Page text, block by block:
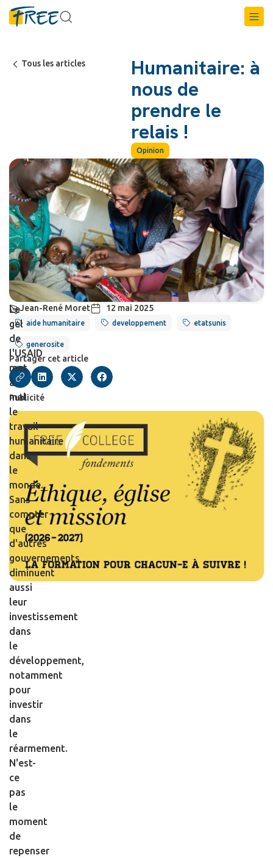
Tous les articles
Humanitaire: à
nous de
prendre le
relais !
Opinion
Jean-René Moret 12 mai 2025
aide humanitaire developpement etatsunis
generosite
Partager cet article
Publicité
Le
gel
de
l'USAID
met
à
mal
le
travail
humanitaire
dans
le
monde.
Sans
compter
que
d'autres
gouvernements
diminuent
aussi
leur
investissement
dans
le
développement,
notamment
pour
investir
dans
le
réarmement.
N'est-
ce
pas
le
moment
de
repenser